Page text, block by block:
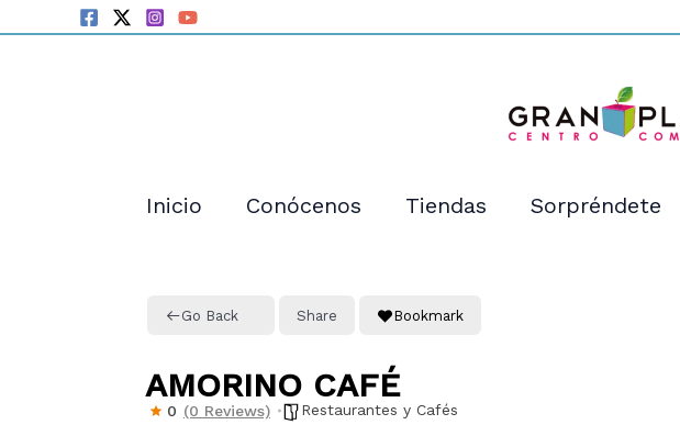
Inicio Conócenos Tiendas Sorpréndete
Go Back Share Bookmark
AMORINO CAFÉ
0 (0 Reviews) Restaurantes y Cafés